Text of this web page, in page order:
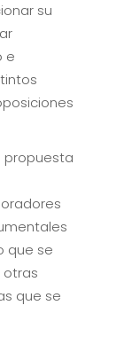
su
e
propuesta
que se
otras
que se